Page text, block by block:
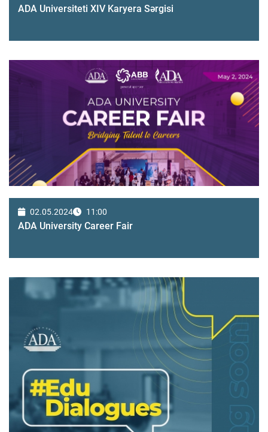
ADA Universiteti XIV Karyera Sərgisi
02.05.2024 11:00
ADA University Career Fair